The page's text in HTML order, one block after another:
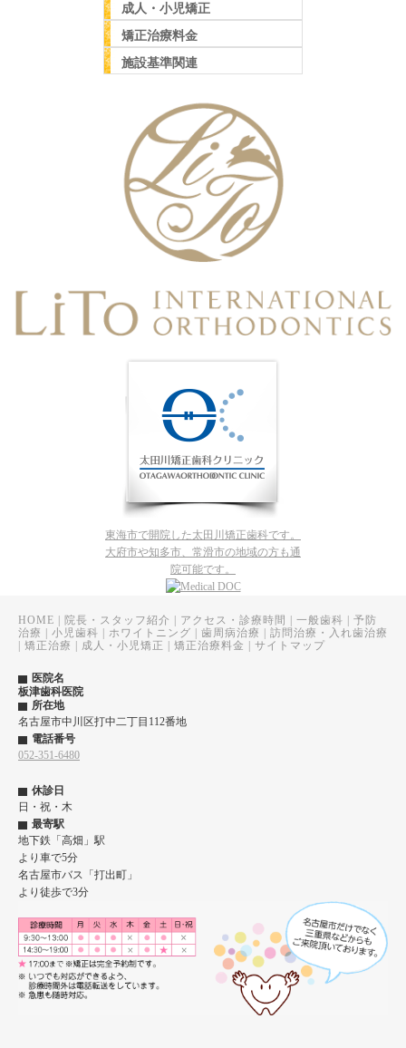
成人・小児矯正
矯正治療料金
施設基準関連
東海市で開院した太田川矯正歯科です。
大府市や知多市、常滑市の地域の方も通
院可能です。
HOME 院長・スタッフ紹介 アクセス・診療時間 一般歯科
予防
治療
小児歯科 ホワイトニング 歯周病治療
訪問治療・入れ歯治療
矯正治療 成人・小児矯正 矯正治療料金 サイトマップ
医院名
板津歯科医院
所在地
名古屋市中川区打中二丁目112番地
電話番号
052-351-6480
休診日
日・祝・木
最寄駅
地下鉄「高畑」駅
より車で5分
名古屋市バス「打出町」
より徒歩で3分